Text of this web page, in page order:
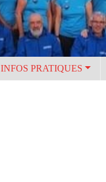
INFOS PRATIQUES